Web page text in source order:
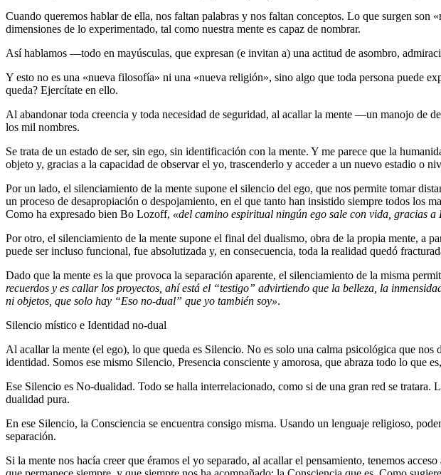
Cuando queremos hablar de ella, nos faltan palabras y nos faltan conceptos. Lo que surgen
dimensiones de lo experimentado, tal como nuestra mente es capaz de nombrar.
Así hablamos ―todo en mayúsculas, que expresan (e invitan a) una actitud de asombro,
Y esto no es una «nueva filosofía» ni una «nueva religión», sino algo que toda persona puede
queda? Ejercítate en ello.
Al abandonar toda creencia y toda necesidad de seguridad, al acallar la mente ―un manojo de
los mil nombres.
Se trata de un estado de ser, sin ego, sin identificación con la mente. Y me parece que la
objeto y, gracias a la capacidad de observar el yo, trascenderlo y acceder a un nuevo estadio o
Por un lado, el silenciamiento de la mente supone el silencio del ego, que nos permite tomar
un proceso de desapropiación o despojamiento, en el que tanto han insistido siempre todos los
Como ha expresado bien Bo Lozoff, «del camino espiritual ningún ego sale con vida, gracias a
Por otro, el silenciamiento de la mente supone el final del dualismo, obra de la propia mente, a
puede ser incluso funcional, fue absolutizada y, en consecuencia, toda la realidad quedó
Dado que la mente es la que provoca la separación aparente, el silenciamiento de la misma
recuerdos y es callar los proyectos, ahí está el “testigo” advirtiendo que la belleza, la
ni objetos, que solo hay “Eso no-dual” que yo también soy».
Silencio místico e Identidad no-dual
Al acallar la mente (el ego), lo que queda es Silencio. No es solo una calma psicológica que
identidad. Somos ese mismo Silencio, Presencia consciente y amorosa, que abraza todo lo que
Ese Silencio es No-dualidad. Todo se halla interrelacionado, como si de una gran red se
dualidad pura.
En ese Silencio, la Consciencia se encuentra consigo misma. Usando un lenguaje religioso,
separación.
Si la mente nos hacía creer que éramos el yo separado, al acallar el pensamiento, tenemos